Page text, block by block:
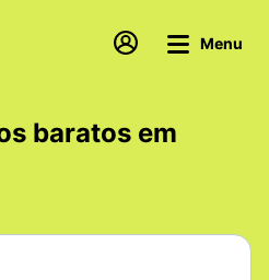
Menu
baratos em